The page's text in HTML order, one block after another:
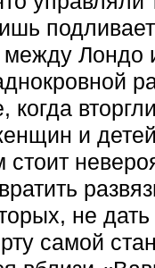
Лондо
когда
и
не дать
самой